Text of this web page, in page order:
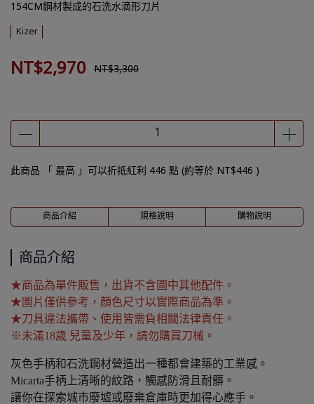
154CM鋼材製成的石洗水滴形刀片
Kizer
NT$2,970 NT$3,300
此商品 「 最高 」可以折抵紅利 446 點 (約等於 NT$446 )
商品介紹 規格說明 購物說明
商品介紹
★商品為單件販售，出貨不含圖中其他配件。
★圖片僅供參考，顏色尺寸以實際商品為準。
★刀具違法攜帶、使用皆需負相關法律責任。
※未滿18歲 兒童及少年，請勿購買刀械。
灰色手柄和石洗鋼材營造出一種都會建築的工業感。
Micarta手柄上清晰的紋路，觸感防滑且耐髒。
讓你在探索城市廢墟或廢棄倉庫時更加得心應手。